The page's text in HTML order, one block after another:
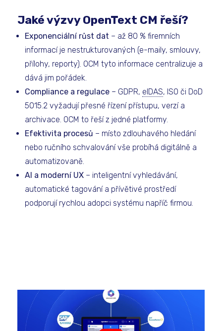
Jaké výzvy OpenText CM řeší?
Exponenciální růst dat – až 80 % firemních
informací je nestrukturovaných (e-maily, smlouvy,
přílohy, reporty). OCM tyto informace centralizuje a
dává jim pořádek.
Compliance a regulace – GDPR, eIDAS, ISO či DoD
5015.2 vyžadují přesné řízení přístupu, verzí a
archivace. OCM to řeší z jedné platformy.
Efektivita procesů – místo zdlouhavého hledání
nebo ručního schvalování vše probíhá digitálně a
automatizovaně.
AI a moderní UX – inteligentní vyhledávání,
automatické tagování a přívětivé prostředí
podporují rychlou adopci systému napříč firmou.